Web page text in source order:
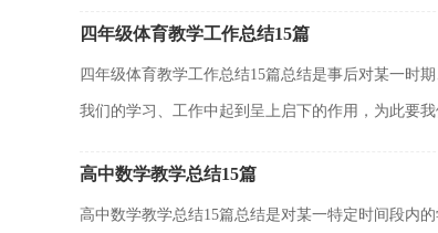
四年级体育教学工作总结15篇
四年级体育教学工作总结15篇总结是事后对某一时
我们的学习、工作中起到呈上启下的作用，为此要
高中数学教学总结15篇
高中数学教学总结15篇总结是对某一特定时间段内